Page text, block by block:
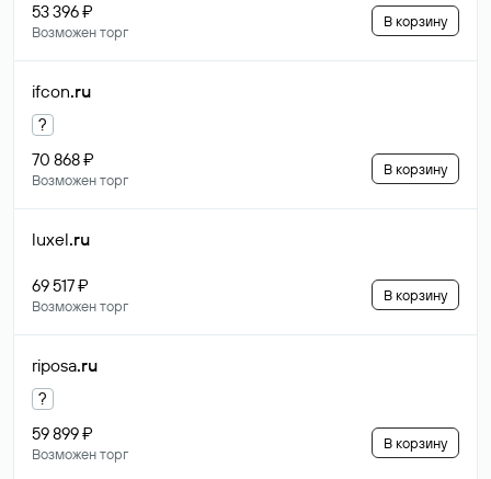
53 396 ₽
Возможен торг
В корзину
ifcon.ru
?
70 868 ₽
Возможен торг
В корзину
luxel.ru
69 517 ₽
Возможен торг
В корзину
riposa.ru
?
59 899 ₽
Возможен торг
В корзину